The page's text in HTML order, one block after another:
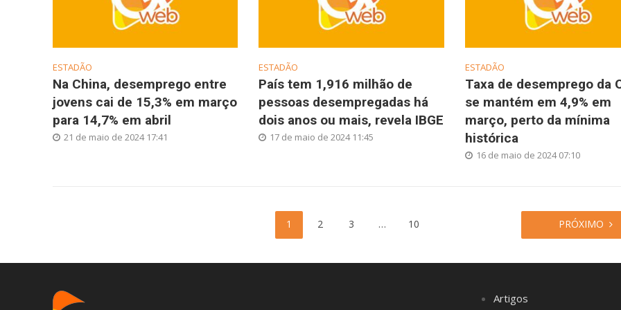
ESTADÃO
Na China, desemprego entre
jovens cai de 15,3% em março
para 14,7% em abril
21 de maio de 2024 17:41
ESTADÃO
País tem 1,916 milhão de
pessoas desempregadas há
dois anos ou mais, revela IBGE
17 de maio de 2024 11:45
ESTADÃO
Taxa de desemprego da
se mantém em 4,9% em
março, perto da mínima
histórica
16 de maio de 2024 07:10
1 2 3 … 10 PRÓXIMO
Artigos